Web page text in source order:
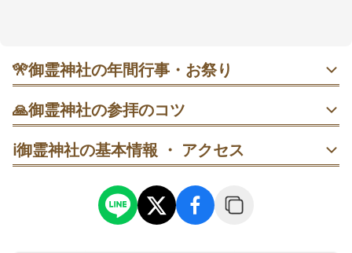
御朱印は社務所で受けられ、アクセスもわかりやすい
のが嬉しい🍃
🎌御霊神社の年間行事・お祭り
・ 1月1日 歳旦祭｜新年の清々しい神事。早朝参拝が快適
で、午前は比較的落ち着き気味。静かな初詣に向きます。
・ 1月10日 恵美須神社祭｜商売繁盛で親しまれる祭典。開
🙏御霊神社の参拝のコツ
本殿で参拝を済ませたら社務所横のクスノキへ。木肌に手
のひらを当てて一礼し、最後に全景を撮影すると流れがス
ムーズです。
平日午前（9時ごろ）を狙い、鳥居→左手の手水舎→拝殿の
順に。二拝二拍手一拝を丁寧に行い、境内を時計回りに一
ℹ️御霊神社の基本情報 ・ アクセス